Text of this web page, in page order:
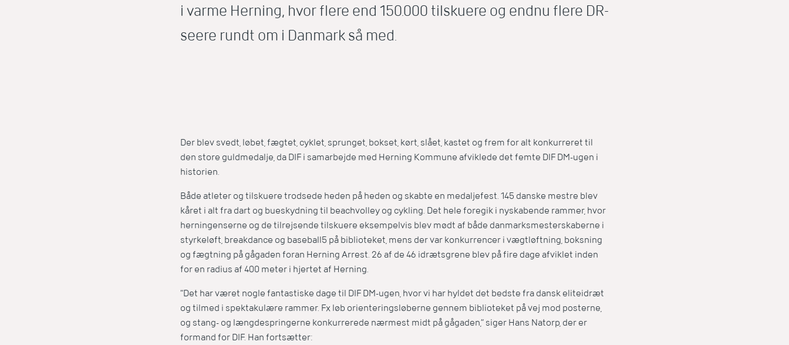
i varme Herning, hvor flere end 150.000 tilskuere og endnu flere DR-
seere rundt om i Danmark så med.
Der blev svedt, løbet, fægtet, cyklet, sprunget, bokset, kørt, slået, kastet og frem for alt konkurreret til
den store guldmedalje, da DIF i samarbejde med Herning Kommune afviklede det femte DIF DM-ugen i
historien.
Både atleter og tilskuere trodsede heden på heden og skabte en medaljefest. 145 danske mestre blev
kåret i alt fra dart og bueskydning til beachvolley og cykling. Det hele foregik i nyskabende rammer, hvor
herningenserne og de tilrejsende tilskuere eksempelvis blev mødt af både danmarksmesterskaberne i
styrkeløft, breakdance og baseball5 på biblioteket, mens der var konkurrencer i vægtløftning, boksning
og fægtning på gågaden foran Herning Arrest. 26 af de 46 idrætsgrene blev på fire dage afviklet inden
for en radius af 400 meter i hjertet af Herning.
”Det har været nogle fantastiske dage til DIF DM-ugen, hvor vi har hyldet det bedste fra dansk eliteidræt
og tilmed i spektakulære rammer. Fx løb orienteringsløberne gennem biblioteket på vej mod posterne,
og stang- og længdespringerne konkurrerede nærmest midt på gågaden,” siger Hans Natorp, der er
formand for DIF. Han fortsætter: